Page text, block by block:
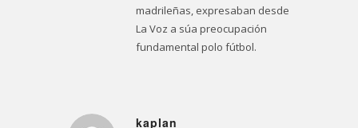
madrileñas, expresaban desde
La Voz a súa preocupación
fundamental polo fútbol.
kaplan